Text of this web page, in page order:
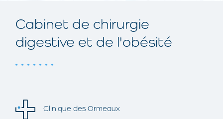
Cabinet de chirurgie
digestive et de l'obésité
Clinique des Ormeaux